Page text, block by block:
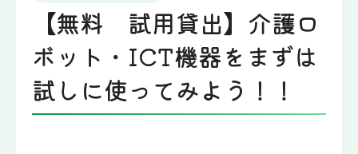
【無料 試用貸出】介護ロ
ボット・ICT機器をまずは
試しに使ってみよう！！